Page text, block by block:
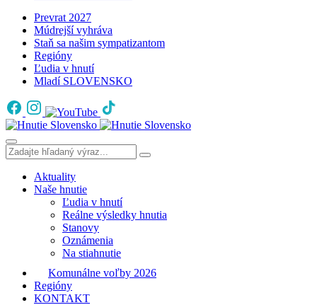
Prevrat 2027
Múdrejší vyhráva
Staň sa našim sympatizantom
Regióny
Ľudia v hnutí
Mladí SLOVENSKO
Aktuality
Naše hnutie
Ľudia v hnutí
Reálne výsledky hnutia
Stanovy
Oznámenia
Na stiahnutie
Komunálne voľby 2026
Regióny
KONTAKT